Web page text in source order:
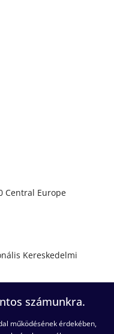
Central Europe
Kereskedelmi
számunkra.
működésének érdekében,